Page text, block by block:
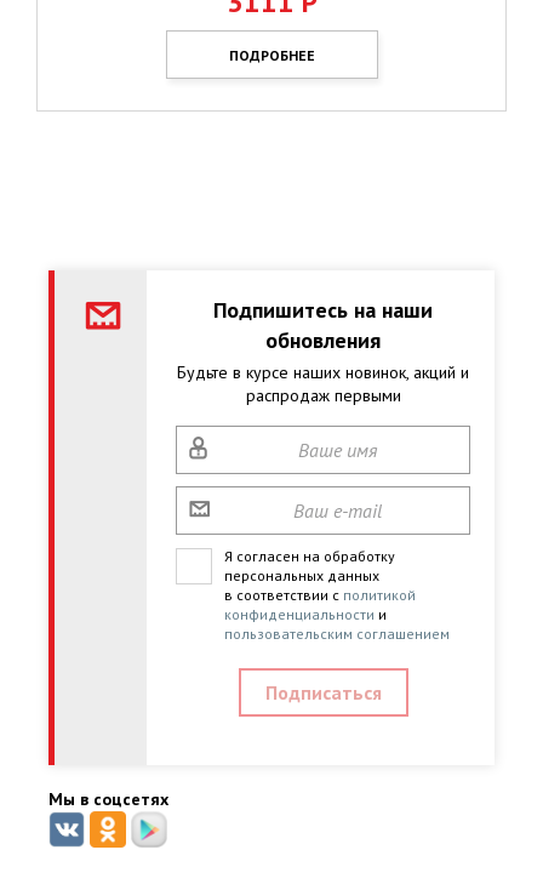
ПОДРОБНЕЕ
Подпишитесь на наши
обновления
Будьте в курсе наших новинок, акций и
распродаж первыми
Я согласен на обработку
персональных данных
в соответствии с политикой
конфиденциальности и
пользовательским соглашением
Мы в соцсетях